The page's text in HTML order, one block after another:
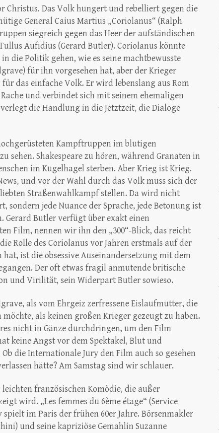
Christus. Das Volk hungert und rebelliert gegen die
General Caius Martius „Coriolanus“ (Ralph
siegreich gegen das Heer der aufständischen
Aufidius (Gerard Butler). Coriolanus könnte
die Politik gehen, wie es seine machtbewusste
für ihn vorgesehen hat, aber der Krieger
das einfache Volk. Er wird lebenslang aus Rom
und verbindet sich mit seinem ehemaligen
die Handlung in die Jetztzeit, die Dialoge
Kampftruppen im blutigen
sehen. Shakespeare zu hören, während Granaten in
im Kugelhagel sterben. Aber Krieg ist Krieg.
und vor der Wahl durch das Volk muss sich der
Straßenwahlkampf stellen. Da wird nicht
jede Nuance der Sprache, jede Betonung ist
Gerard Butler verfügt über exakt einen
Film, nennen wir ihn den „300“-Blick, das reicht
Rolle des Coriolanus vor Jahren erstmals auf der
ist die obsessive Auseinandersetzung mit dem
Der oft etwas fragil anmutende britische
und Virilität, sein Widerpart Butler sowieso.
als vom Ehrgeiz zerfressene Eislaufmutter, die
möchte, als keinen großen Krieger gezeugt zu haben.
nicht in Gänze durchdringen, um den Film
keine Angst vor dem Spektakel, Blut und
die Internationale Jury den Film auch so gesehen
hätte? Am Samstag sind wir schlauer.
französischen Komödie, die außer
wird. „Les femmes du 6ème étage“ (Service
spielt im Paris der frühen 60er Jahre. Börsenmakler
und seine kapriziöse Gemahlin Suzanne